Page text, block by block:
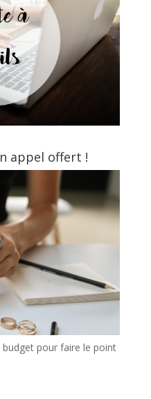
appel offert !
pour faire le point